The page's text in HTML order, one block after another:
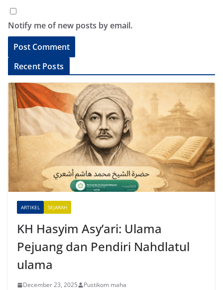
Notify me of new posts by email.
l
a
t
v
Recent Posts
ARTIKEL SEJARAH
KH Hasyim Asy’ari: Ulama
Pejuang dan Pendiri Nahdlatul
ulama
December 23, 2025 Pustikom maha